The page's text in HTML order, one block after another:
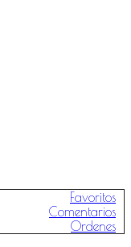
Favoritos
Comentarios
Ordenes